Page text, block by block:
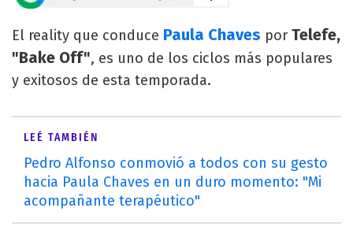
El reality que conduce Paula Chaves por Telefe,
"Bake Off", es uno de los ciclos más populares
y exitosos de esta temporada.
LEÉ TAMBIÉN
Pedro Alfonso conmovió a todos con su gesto
hacia Paula Chaves en un duro momento: "Mi
acompañante terapéutico"